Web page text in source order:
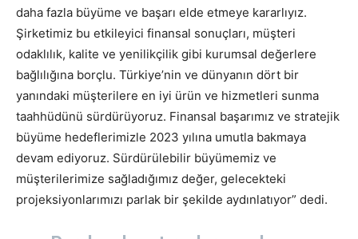
daha fazla büyüme ve başarı elde etmeye kararlıyız.
Şirketimiz bu etkileyici finansal sonuçları, müşteri
odaklılık, kalite ve yenilikçilik gibi kurumsal değerlere
bağlılığına borçlu. Türkiye’nin ve dünyanın dört bir
yanındaki müşterilere en iyi ürün ve hizmetleri sunma
taahhüdünü sürdürüyoruz. Finansal başarımız ve stratejik
büyüme hedeflerimizle 2023 yılına umutla bakmaya
devam ediyoruz. Sürdürülebilir büyümemiz ve
müşterilerimize sağladığımız değer, gelecekteki
projeksiyonlarımızı parlak bir şekilde aydınlatıyor” dedi.